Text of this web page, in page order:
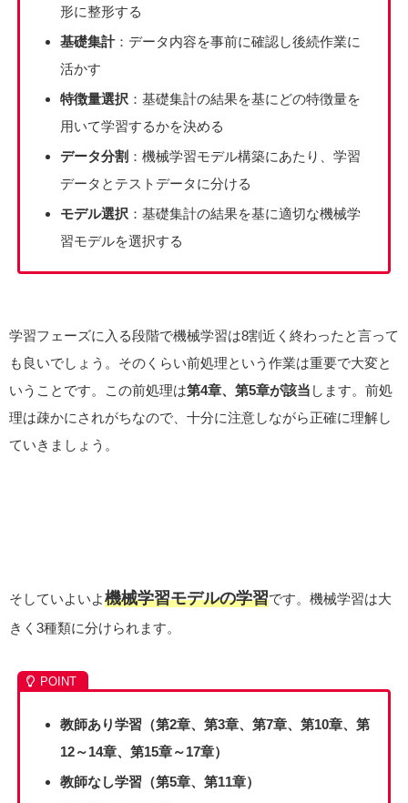
形に整形する
基礎集計：データ内容を事前に確認し後続作業に
活かす
特徴量選択 ：基礎集計の結果を基にどの特徴量を
用いて学習するかを決める
データ分割 ：機械学習モデル構築にあたり、学習
データとテストデータに分ける
モデル選択 ：基礎集計の結果を基に適切な機械学
習モデルを選択する
学習フェーズに入る段階で機械学習は8割近く終わったと言って
も良いでしょう。そのくらい前処理という作業は重要で大変と
いうことです。この前処理は第4章、第5章が該当 します。前処
理は疎かにされがちなので、十分に注意しながら正確に理解し
ていきましょう。
そしていよいよ機械学習モデルの学習です。機械学習は大
きく3種類に分けられます。
教師あり学習（第2章、第3章、第7章、第10章、第
12～14章、第15章～17章）
教師なし学習（第5章、第11章）